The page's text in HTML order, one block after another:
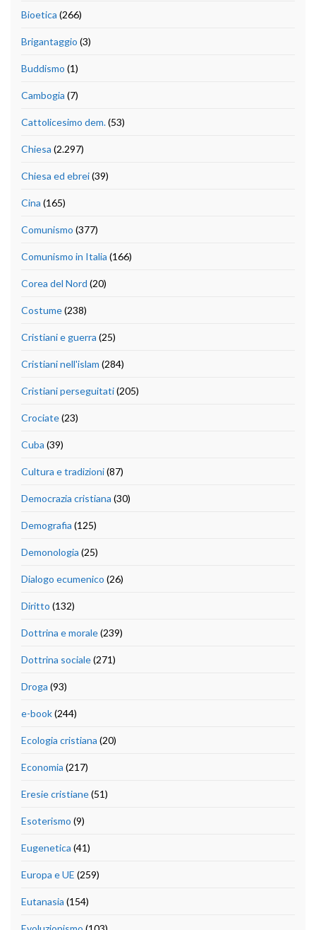
Bioetica (266)
Brigantaggio (3)
Buddismo (1)
Cambogia (7)
Cattolicesimo dem.(53)
Chiesa (2.297)
Chiesa ed ebrei(39)
Cina (165)
Comunismo (377)
Comunismo in Italia (166)
Corea del Nord (20)
Costume(238)
Cristiani e guerra (25)
Cristiani nell'islam (284)
Cristiani perseguitati(205)
Crociate(23)
Cuba (39)
Cultura e tradizioni(87)
Democrazia cristiana (30)
Demografia (125)
Demonologia (25)
Dialogo ecumenico (26)
Diritto (132)
Dottrina e morale(239)
Dottrina sociale(271)
Droga (93)
e-book(244)
Ecologia cristiana (20)
Economia (217)
Eresie cristiane(51)
Esoterismo (9)
Eugenetica (41)
Europa e UE (259)
Eutanasia (154)